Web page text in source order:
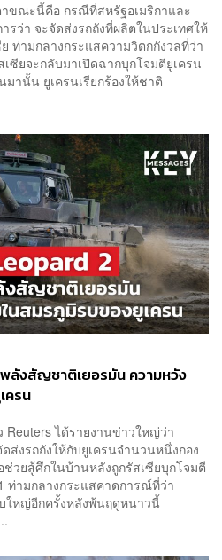
ขณะนี้คือ กรณีที่สหรัฐอเมริกาและ
รว่า จะจัดส่งรถถังที่ผลิตในประเทศให้
ท่ามกลางกระแสความวิตกกังวลที่ว่า
ซียจะกลับมาเปิดฉากบุกโจมตียูเครน
านั้น ยูเครนเรียกร้องให้ชาติ
ลังสัญชาติเยอรมัน ความหวัง
ครน
ได้รายงานข่าวใหญ่ว่า
ส่งรถถังให้กับยูเครนจำนวนหนึ่งกอง
ช่วยสู้ศึกในบ้านหลังถูกรัสเซียบุกโจมตี
ท่ามกลางกระแสคาดการณ์ที่ว่า
ใหญ่อีกครั้งหลังพ้นฤดูหนาวนี้